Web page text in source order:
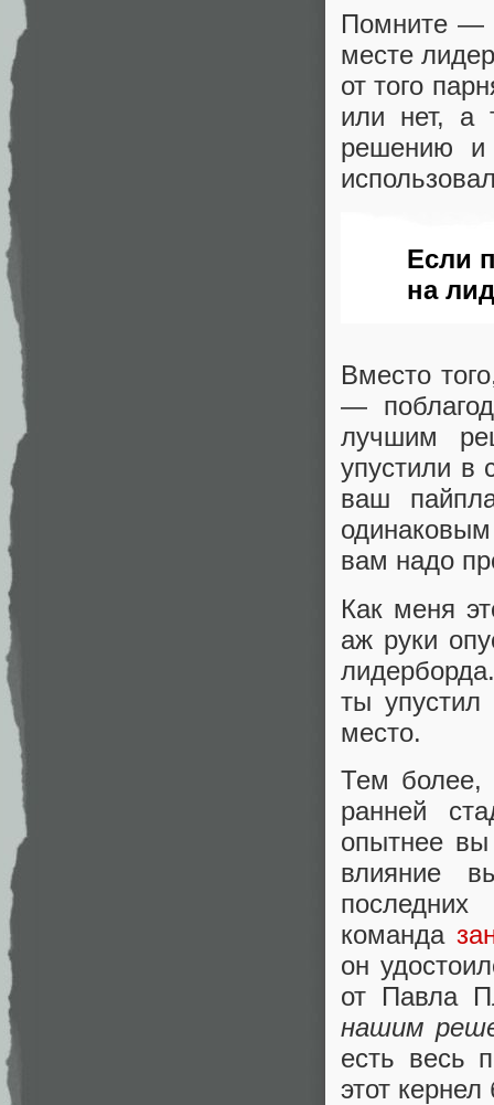
Помните —
месте
от того
или нет, а
решению
Если
на
Вместо
—
лучшим
упустили в
ваш
вам надо
Как меня
аж руки
ты
место.
Тем более,
ранней
опытнее
влияние
последних
команда
он
от Павла
нашим
есть весь
этот